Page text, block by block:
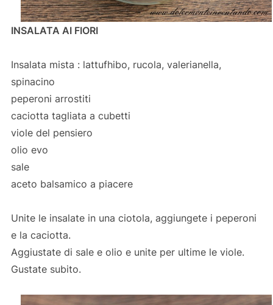
INSALATA AI FIORI
Insalata mista : lattufhibo, rucola, valerianella,
spinacino
peperoni arrostiti
caciotta tagliata a cubetti
viole del pensiero
olio evo
sale
aceto balsamico a piacere
Unite le insalate in una ciotola, aggiungete i peperoni
e la caciotta.
Aggiustate di sale e olio e unite per ultime le viole.
Gustate subito.